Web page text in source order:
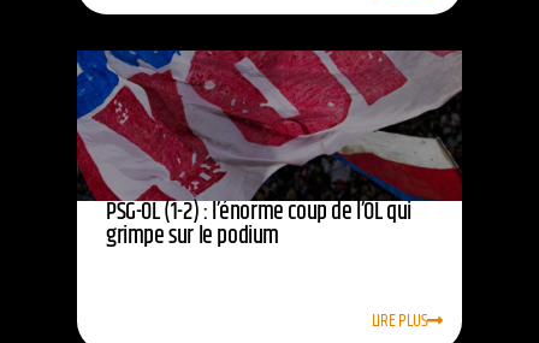
PSG-OL (1-2) : l’énorme coup de l’OL qui
grimpe sur le podium
LIRE PLUS